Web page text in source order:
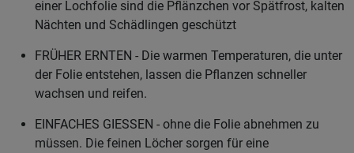
einer Lochfolie sind die Pflänzchen vor Spätfrost, kalten
Nächten und Schädlingen geschützt
FRÜHER ERNTEN - Die warmen Temperaturen, die unter
der Folie entstehen, lassen die Pflanzen schneller
wachsen und reifen.
EINFACHES GIESSEN - ohne die Folie abnehmen zu
müssen. Die feinen Löcher sorgen für eine